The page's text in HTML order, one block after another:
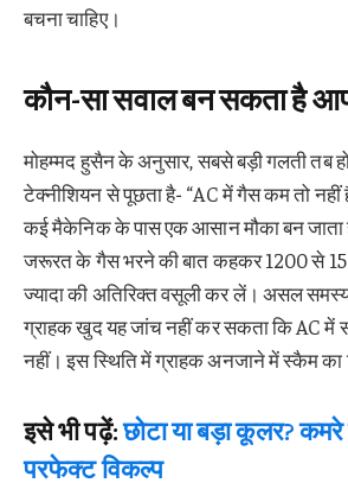
बचना चाहिए।
कौन-सा सवाल बन सकता है
मोहम्मद हुसैन के अनुसार, सबसे बड़ी गलती तब
टेक्नीशियन से पूछता है- “AC में गैस कम तो नहीं
कई मैकेनिक के पास एक आसान मौका बन जाता
जरूरत के गैस भरने की बात कहकर 1200 से
ज्यादा की अतिरिक्त वसूली कर लें। असल
ग्राहक खुद यह जांच नहीं कर सकता कि AC में
नहीं। इस स्थिति में ग्राहक अनजाने में स्कैम का
इसे भी पढ़ें:छोटा या बड़ा कूलर?
परफेक्ट विकल्प